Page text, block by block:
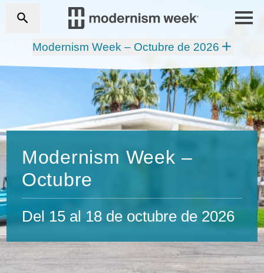
Modernism Week – Octubre de 2026
Modernism Week –
Octubre
Del 15 al 18 de octubre de 2026